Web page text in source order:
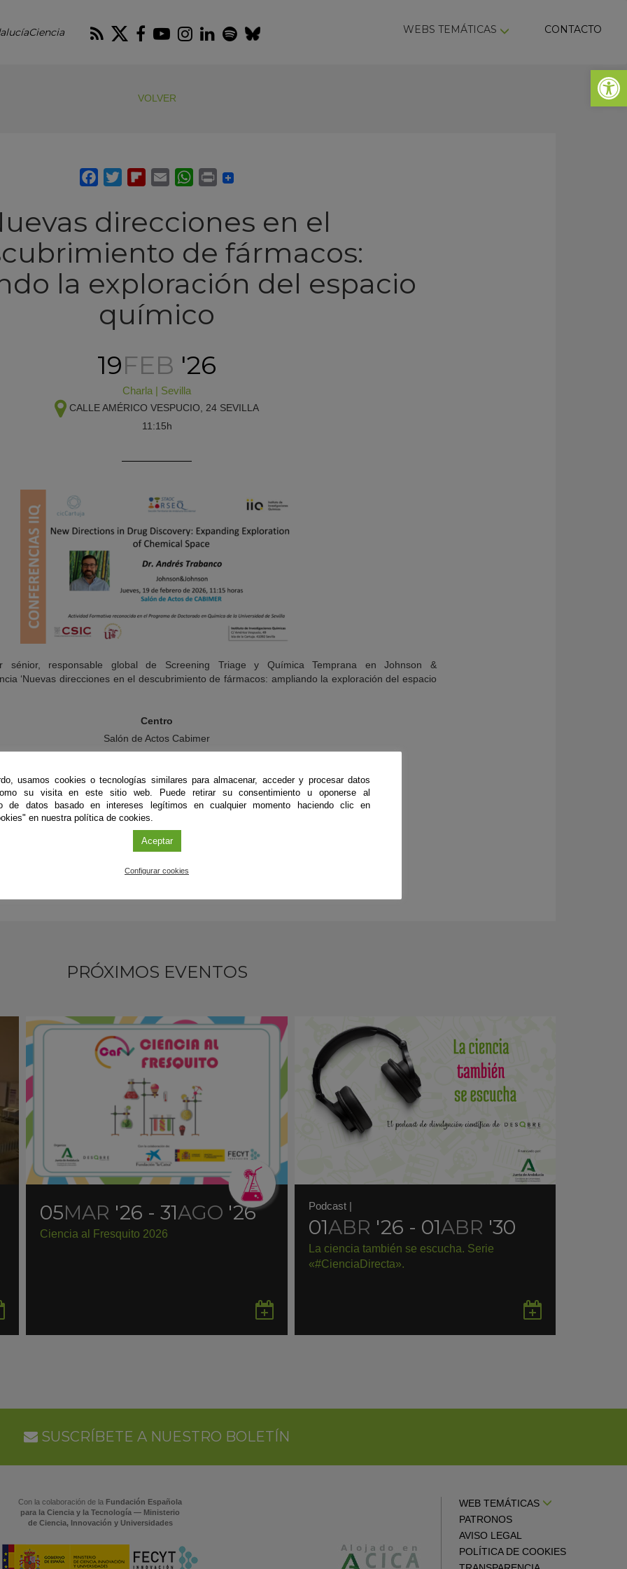
Abrir
RSS Twitter
Facebook
Youtube
Instagram
LinkedIn
Spotify
Bluesky WEBS TEMÁTICAS CONTACTO
VOLVER
direcciones en el
de fármacos:
la exploración del espacio
químico
19FEB '26
Charla | Sevilla
CALLE AMÉRICO VESPUCIO, 24 SEVILLA
11:15h
sénior, responsable global de Screening Triage y Química Temprana en Johnson &
‘Nuevas direcciones en el descubrimiento de fármacos: ampliando la exploración del espacio
Centro
Salón de Actos Cabimer
Trabanco, director sénior, responsable global de Screening Triage y Química
Temprana en Johnson & Johnson
PRÓXIMOS EVENTOS
en
05MAR '26 - 31AGO '26
Ciencia al Fresquito 2026
en
Podcast|
01ABR '26 - 01ABR '30
La ciencia también se escucha. Serie
«#CienciaDirecta».
en
SUSCRÍBETE A NUESTRO BOLETÍN
Con la colaboración de la Fundación Española
para la Ciencia y la Tecnología — Ministerio
de Ciencia, Innovación y Universidades
WEB TEMÁTICAS
PATRONOS
AVISO LEGAL
POLÍTICA DE COOKIES
usamos cookies o tecnologías similares para almacenar, acceder y procesar datos
su visita en este sitio web. Puede retirar su consentimiento u oponerse al
de datos basado en intereses legítimos en cualquier momento haciendo clic en
en nuestra política de cookies.
Aceptar
Configurar cookies